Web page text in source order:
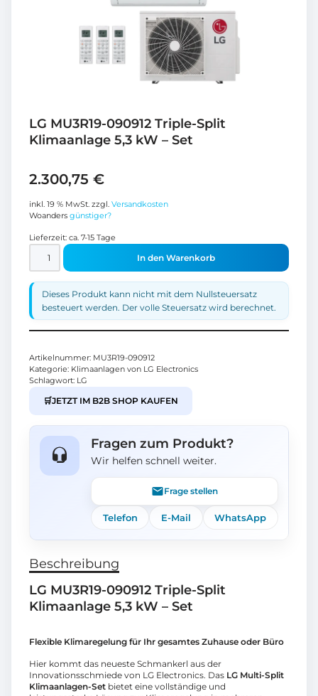
LG MU3R19-090912 Triple-Split
Klimaanlage 5,3 kW – Set
2.300,75 €
inkl. 19 % MwSt. zzgl. Versandkosten
Woanders günstiger?
Lieferzeit: ca. 7-15 Tage
In den Warenkorb
Dieses Produkt kann nicht mit dem Nullsteuersatz
besteuert werden. Der volle Steuersatz wird berechnet.
Artikelnummer: MU3R19-090912
Kategorie: Klimaanlagen von LG Electronics
Schlagwort: LG
🛒JETZT IM B2B SHOP KAUFEN
Fragen zum Produkt?
Wir helfen schnell weiter.
Frage stellen
Telefon E-Mail WhatsApp
Beschreibung
LG MU3R19-090912 Triple-Split
Klimaanlage 5,3 kW – Set
Flexible Klimaregelung für Ihr gesamtes Zuhause oder Büro
Hier kommt das neueste Schmankerl aus der
Innovationsschmiede von LG Electronics. Das LG Multi-Split
Klimaanlagen-Set bietet eine vollständige und